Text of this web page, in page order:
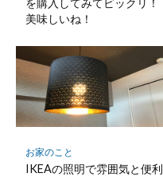
美味しいね！
お家のこと
IKEAの照明で雰囲気と便利